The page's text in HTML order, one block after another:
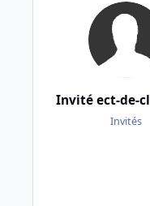
Invité ect-de-
Invités